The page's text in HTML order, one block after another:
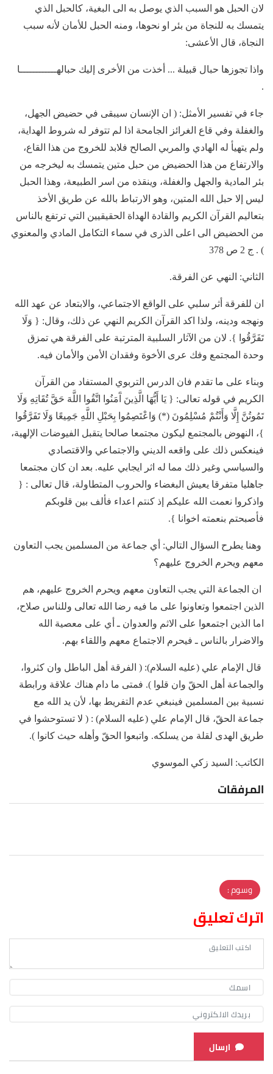
لان الحبل هو السبب الذي يوصل به الى البغية، كالحبل الذي
يتمسك به للنجاة من بئر او نحوها، ومنه الحبل للأمان لأنه سبب
النجاة، قال الأعشى:
واذا تجوزها حبال قبيلة ... أخذت من الأخرى إليك حبالهــــــــــــا
.
جاء في تفسير الأمثل: ( ان الإنسان سيبقى في حضيض الجهل،
والغفلة وفي قاع الغرائز الجامحة اذا لم تتوفر له شروط الهداية،
ولم يتهيأ له الهادي والمربي الصالح فلابد للخروج من هذا القاع،
والارتفاع من هذا الحضيض من حبل متين يتمسك به ليخرجه من
بئر المادية والجهل والغفلة، وينقذه من اسر الطبيعة، وهذا الحبل
ليس إلا حبل الله المتين، وهو الارتباط بالله عن طريق الأخذ
بتعاليم القرآن الكريم والقادة الهداة الحقيقيين التي ترتفع بالناس
من الحضيض الى اعلى الذرى في سماء التكامل المادي والمعنوي
) . ج 2 ص 378
الثاني: النهي عن الفرقة.
ان للفرقة أثر سلبي على الواقع الاجتماعي، والابتعاد عن عهد الله
ونهجه ودينه، ولذا اكد القرآن الكريم النهي عن ذلك، وقال: { وَلَا
تَفَرَّقُوا }. لان من الآثار السلبية المترتبة على الفرقة هي تمزق
وحدة المجتمع وفك عرى الأخوة وفقدان الأمن والأمان فيه.
وبناء على ما تقدم فان الدرس التربوي المستفاد من القرآن
الكريم في قوله تعالى: { يَا أَيُّهَا الَّذِينَ آَمَنُوا اتَّقُوا اللَّهَ حَقَّ تُقَاتِهِ وَلَا
تَمُوتُنَّ إِلَّا وَأَنْتُمْ مُسْلِمُونَ (*) وَاعْتَصِمُوا بِحَبْلِ اللَّهِ جَمِيعًا وَلَا تَفَرَّقُوا
}، النهوض بالمجتمع ليكون مجتمعا صالحا يتقبل الفيوضات الإلهية،
فينعكس ذلك على واقعه الديني والاجتماعي والاقتصادي
والسياسي وغير ذلك مما له اثر ايجابي عليه. بعد ان كان مجتمعا
جاهليا متفرقا يعيش البغضاء والحروب المتطاولة، قال تعالى : {
واذكروا نعمت الله عليكم إذ كنتم اعداء فألف بين قلوبكم
فأصبحتم بنعمته اخوانا }.
وهنا يطرح السؤال التالي: أي جماعة من المسلمين يجب التعاون
معهم ويحرم الخروج عليهم؟
ان الجماعة التي يجب التعاون معهم ويحرم الخروج عليهم، هم
الذين اجتمعوا وتعاونوا على ما فيه رضا الله تعالى وللناس صلاح،
اما الذين اجتمعوا على الاثم والعدوان ـ أي على معصية الله
والاضرار بالناس ـ فيحرم الاجتماع معهم واللقاء بهم.
قال الإمام علي (عليه السلام): ( الفرقة أهل الباطل وان كثروا،
والجماعة أهل الحقّ وان قلوا ). فمتى ما دام هناك علاقة ورابطة
نسبية بين المسلمين فينبغي عدم التفريط بها، لأن يد الله مع
جماعة الحقّ، قال الإمام علي (عليه السلام) : ( لا تستوحشوا في
طريق الهدى لقلة من يسلكه. واتبعوا الحقّ وأهله حيث كانوا ).
الكاتب: السيد زكي الموسوي
المرفقات
وسوم :
اترك تعليق
ارسال